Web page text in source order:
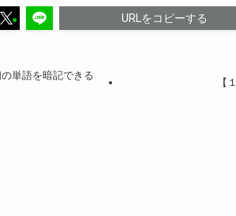
URLをコピーする
単語を暗記できる
【